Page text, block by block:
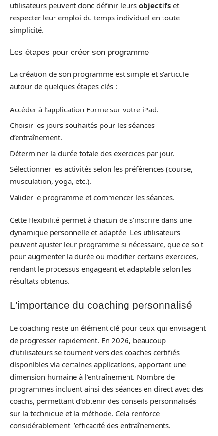
utilisateurs peuvent donc définir leurs objectifs et
respecter leur emploi du temps individuel en toute
simplicité.
Les étapes pour créer son programme
La création de son programme est simple et s’articule
autour de quelques étapes clés :
Accéder à l’application Forme sur votre iPad.
Choisir les jours souhaités pour les séances
d’entraînement.
Déterminer la durée totale des exercices par jour.
Sélectionner les activités selon les préférences (course,
musculation, yoga, etc.).
Valider le programme et commencer les séances.
Cette flexibilité permet à chacun de s’inscrire dans une
dynamique personnelle et adaptée. Les utilisateurs
peuvent ajuster leur programme si nécessaire, que ce soit
pour augmenter la durée ou modifier certains exercices,
rendant le processus engageant et adaptable selon les
résultats obtenus.
L’importance du coaching personnalisé
Le coaching reste un élément clé pour ceux qui envisagent
de progresser rapidement. En 2026, beaucoup
d’utilisateurs se tournent vers des coaches certifiés
disponibles via certaines applications, apportant une
dimension humaine à l’entraînement. Nombre de
programmes incluent ainsi des séances en direct avec des
coachs, permettant d’obtenir des conseils personnalisés
sur la technique et la méthode. Cela renforce
considérablement l’efficacité des entraînements.